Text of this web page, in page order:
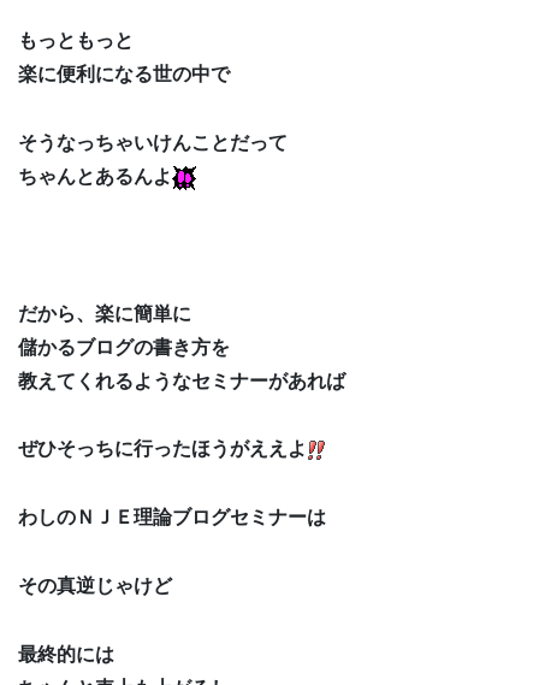
もっともっと
楽に便利になる世の中で
そうなっちゃいけんことだって
ちゃんとあるんよ
だから、楽に簡単に
儲かるブログの書き方を
教えてくれるようなセミナーがあれば
ぜひそっちに行ったほうがええよ
わしのＮＪＥ理論ブログセミナーは
その真逆じゃけど
最終的には